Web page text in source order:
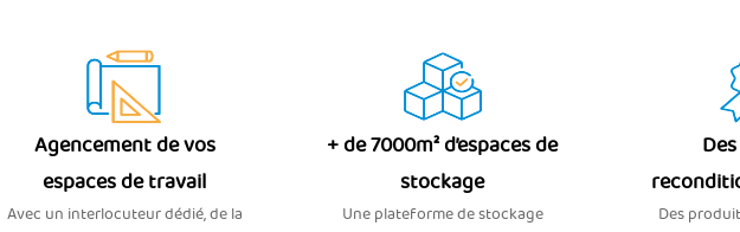
Agencement de vos
espaces de travail
Avec un interlocuteur dédié, de la
+ de 7000m² d’espaces de
stockage
Une plateforme de stockage
Des